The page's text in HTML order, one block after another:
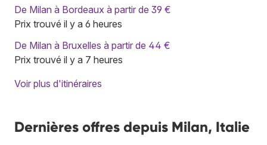
De Milan à Bordeaux à partir de 39 €
Prix trouvé il y a 6 heures
De Milan à Bruxelles à partir de 44 €
Prix trouvé il y a 7 heures
Voir plus d'itinéraires
Dernières offres depuis Milan, Italie